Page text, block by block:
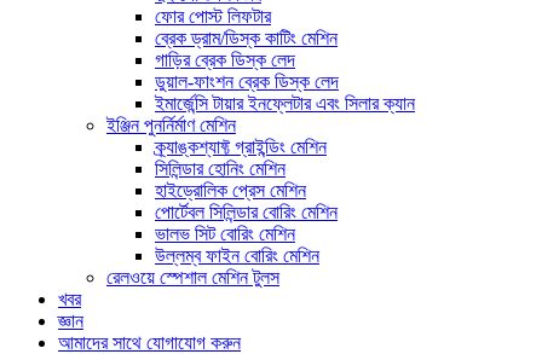
ফোর পোস্ট লিফটার
ব্রেক ড্রাম/ডিস্ক কাটিং মেশিন
গাড়ির ব্রেক ডিস্ক লেদ
ডুয়াল-ফাংশন ব্রেক ডিস্ক লেদ
ইমার্জেন্সি টায়ার ইনফ্লেটার এবং সিলার ক্যান
ইঞ্জিন পুনর্নির্মাণ মেশিন
ক্র্যাঙ্কশ্যাফ্ট গ্রাইন্ডিং মেশিন
সিলিন্ডার হোনিং মেশিন
হাইড্রোলিক প্রেস মেশিন
পোর্টেবল সিলিন্ডার বোরিং মেশিন
ভালভ সিট বোরিং মেশিন
উল্লম্ব ফাইন বোরিং মেশিন
রেলওয়ে স্পেশাল মেশিন টুলস
খবর
জ্ঞান
আমাদের সাথে যোগাযোগ করুন